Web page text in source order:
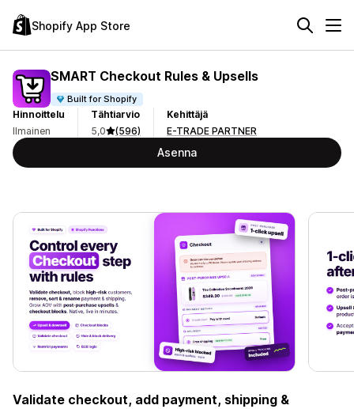
Shopify App Store
SMART Checkout Rules & Upsells
Built for Shopify
Hinnoittelu
Ilmainen
Tähtiarvio
5,0
(596)
Kehittäjä
E-TRADE PARTNER
Asenna
Validate checkout, add payment, shipping &